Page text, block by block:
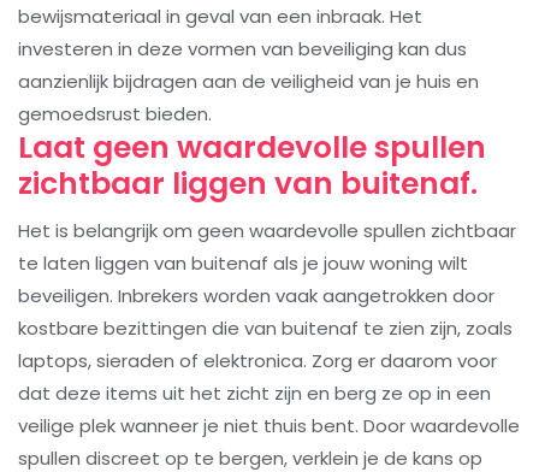
bewijsmateriaal in geval van een inbraak. Het
investeren in deze vormen van beveiliging kan dus
aanzienlijk bijdragen aan de veiligheid van je huis en
gemoedsrust bieden.
Laat geen waardevolle spullen
zichtbaar liggen van buitenaf.
Het is belangrijk om geen waardevolle spullen zichtbaar
te laten liggen van buitenaf als je jouw woning wilt
beveiligen. Inbrekers worden vaak aangetrokken door
kostbare bezittingen die van buitenaf te zien zijn, zoals
laptops, sieraden of elektronica. Zorg er daarom voor
dat deze items uit het zicht zijn en berg ze op in een
veilige plek wanneer je niet thuis bent. Door waardevolle
spullen discreet op te bergen, verklein je de kans op